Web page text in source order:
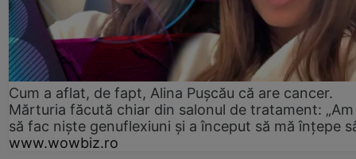
Cum a aflat, de fapt, Alina Pușcău că are cancer.
Mărturia făcută chiar din salonul de tratament:
să fac niște genuflexiuni și a început să mă înțepe
www.wowbiz.ro